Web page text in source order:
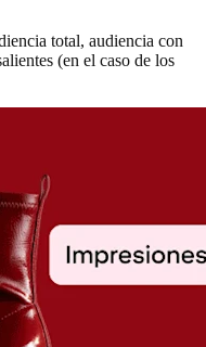
total, audiencia con
(en el caso de los